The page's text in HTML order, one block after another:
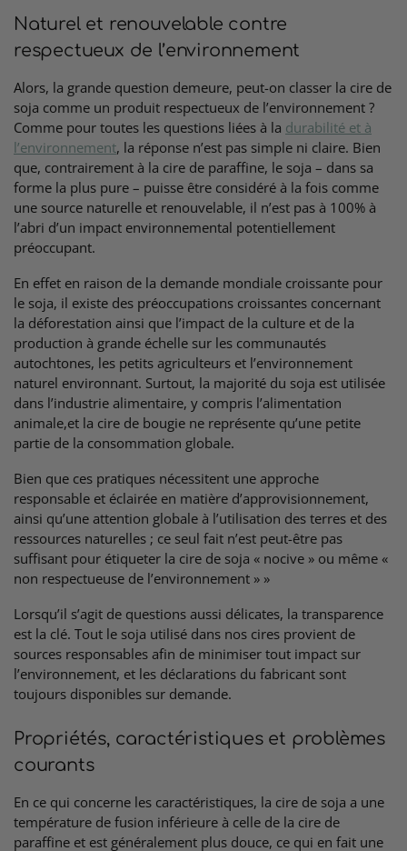
Naturel et renouvelable contre
respectueux de l’environnement
Alors, la grande question demeure, peut-on classer la cire de
soja comme un produit respectueux de l’environnement ?
Comme pour toutes les questions liées à la durabilité et à
l’environnement, la réponse n’est pas simple ni claire. Bien
que, contrairement à la cire de paraffine, le soja – dans sa
forme la plus pure – puisse être considéré à la fois comme
une source naturelle et renouvelable, il n’est pas à 100% à
l’abri d’un impact environnemental potentiellement
préoccupant.
En effet en raison de la demande mondiale croissante pour
le soja, il existe des préoccupations croissantes concernant
la déforestation ainsi que l’impact de la culture et de la
production à grande échelle sur les communautés
autochtones, les petits agriculteurs et l’environnement
naturel environnant. Surtout, la majorité du soja est utilisée
dans l’industrie alimentaire, y compris l’alimentation
animale,et la cire de bougie ne représente qu’une petite
partie de la consommation globale.
Bien que ces pratiques nécessitent une approche
responsable et éclairée en matière d’approvisionnement,
ainsi qu’une attention globale à l’utilisation des terres et des
ressources naturelles ; ce seul fait n’est peut-être pas
suffisant pour étiqueter la cire de soja « nocive » ou même «
non respectueuse de l’environnement » »
Lorsqu’il s’agit de questions aussi délicates, la transparence
est la clé. Tout le soja utilisé dans nos cires provient de
sources responsables afin de minimiser tout impact sur
l’environnement, et les déclarations du fabricant sont
toujours disponibles sur demande.
Propriétés, caractéristiques et problèmes
courants
En ce qui concerne les caractéristiques, la cire de soja a une
température de fusion inférieure à celle de la cire de
paraffine et est généralement plus douce, ce qui en fait une